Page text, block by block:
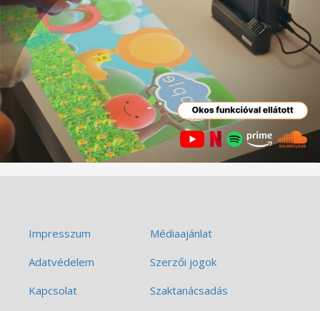
Impresszum
Médiaajánlat
Adatvédelem
Szerzői jogok
Kapcsolat
Szaktanácsadás